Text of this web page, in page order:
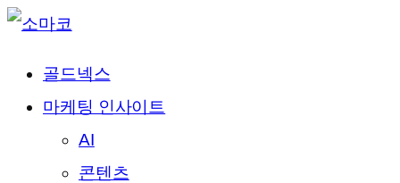
골드넥스
마케팅 인사이트
AI
콘텐츠